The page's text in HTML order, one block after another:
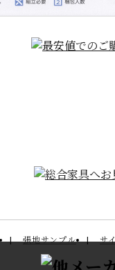
張地サンプル サ